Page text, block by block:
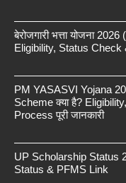
बेरोजगारी भत्ता योजना
Eligibility, Status
PM YASASVI Yojana
Scheme क्या है?
Process पूरी जानकारी
UP Scholarship Status
Status & PFMS Link